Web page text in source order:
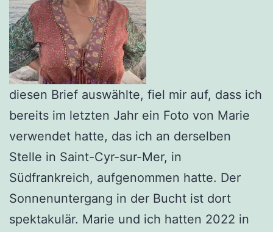
diesen Brief auswählte, fiel mir auf, dass ich
bereits im letzten Jahr ein Foto von Marie
verwendet hatte, das ich an derselben
Stelle in Saint-Cyr-sur-Mer, in
Südfrankreich, aufgenommen hatte. Der
Sonnenuntergang in der Bucht ist dort
spektakulär. Marie und ich hatten 2022 in